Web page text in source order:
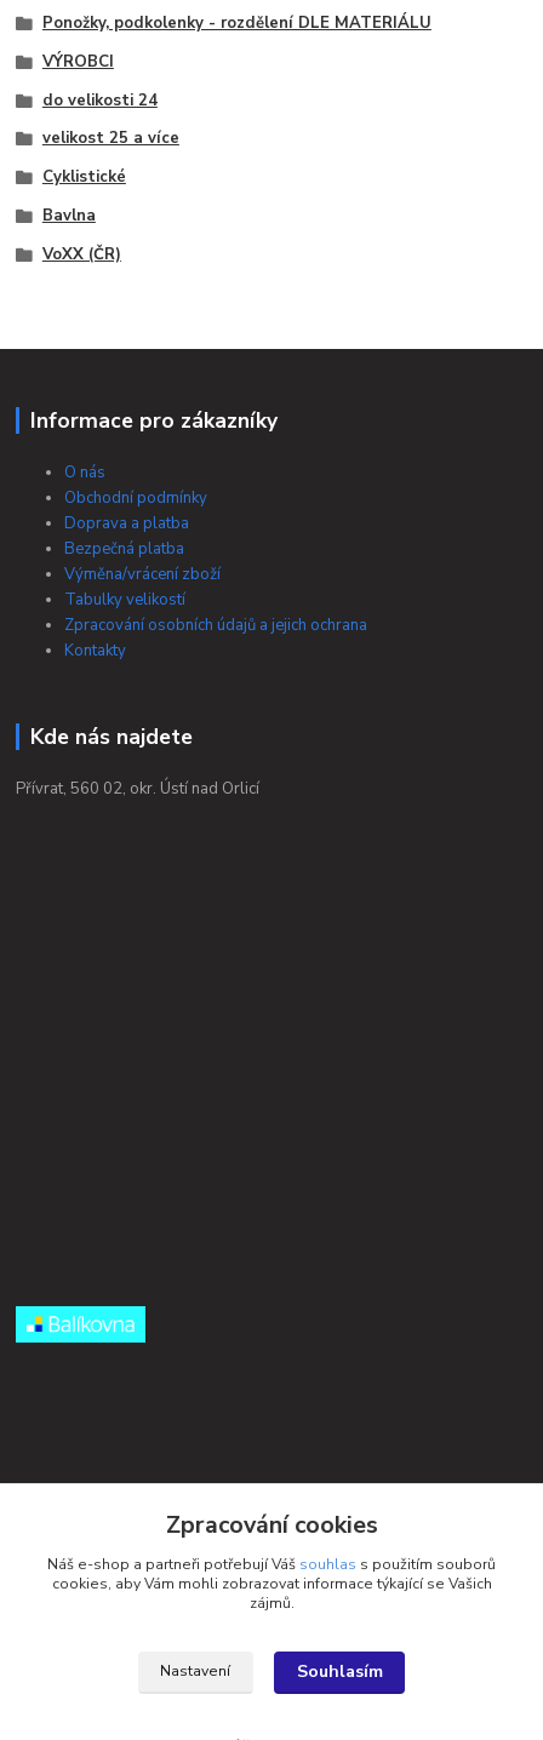
Ponožky, podkolenky - rozdělení DLE MATERIÁLU
VÝROBCI
do velikosti 24
velikost 25 a více
Cyklistické
Bavlna
VoXX (ČR)
Informace pro zákazníky
O nás
Obchodní podmínky
Doprava a platba
Bezpečná platba
Výměna/vrácení zboží
Tabulky velikostí
Zpracování osobních údajů a jejich ochrana
Kontakty
Kde nás najdete
Přívrat, 560 02, okr. Ústí nad Orlicí
+420 732 552 122
Zpracování cookies
Náš e-shop a partneři potřebují Váš souhlas s použitím souborů
cookies, aby Vám mohli zobrazovat informace týkající se Vašich
zájmů.
Nastavení Souhlasím